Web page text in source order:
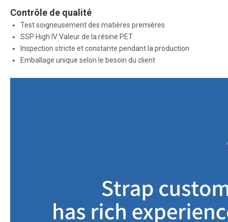
Contrôle de qualité
Test soigneusement des matières premières
SSP High IV Valeur de la résine PET
Inspection stricte et constante pendant la production
Emballage unique selon le besoin du client